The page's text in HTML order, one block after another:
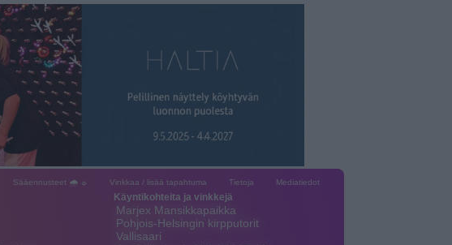
Sääennusteet 🌧 ☼ Vinkkaa / lisää tapahtuma Tietoja Mediatiedot
Käyntikohteita ja vinkkejä
Marjex Mansikkapaikka
Pohjois-Helsingin kirpputorit
Vallisaari